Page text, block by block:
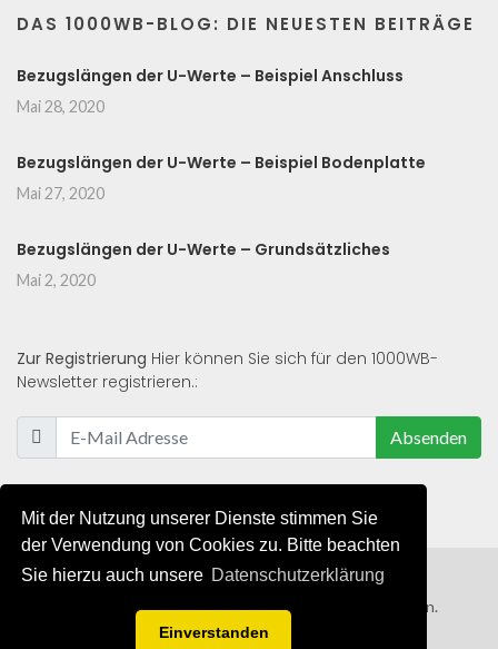
Mit der Nutzung unserer Dienste stimmen Sie
der Verwendung von Cookies zu. Bitte beachten
Sie hierzu auch unsere Datenschutzerklärung
Einverstanden
DAS 1000WB-BLOG: DIE NEUESTEN BEITRÄGE
Bezugslängen der U-Werte – Beispiel Anschluss
Mai 28, 2020
Bezugslängen der U-Werte – Beispiel Bodenplatte
Mai 27, 2020
Bezugslängen der U-Werte – Grundsätzliches
Mai 2, 2020
Zur Registrierung Hier können Sie sich für den 1000WB-
Newsletter registrieren.:
Absenden
© 2019 - 2021 - Alle Rechte von 1000WB vorbehalten.
AGB/Datenschutzerklärung